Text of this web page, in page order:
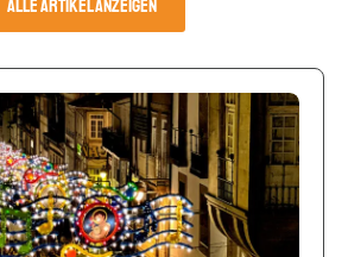
ALLE ARTIKEL ANZEIGEN